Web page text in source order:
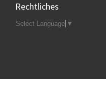
Rechtliches
Select Language ▼